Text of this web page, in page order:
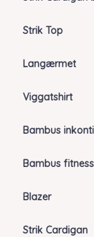
Strik Top
Langærmet
Viggatshirt
Bambus
Bambus
Blazer
Strik Cardigan